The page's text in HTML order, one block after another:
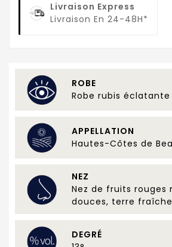
Livraison Express
Livraison En 24-48H*
ROBE
Robe rubis éclatante
APPELLATION
Hautes-Côtes de
NEZ
Nez de fruits rouges
douces, terre fraîche
DEGRÉ